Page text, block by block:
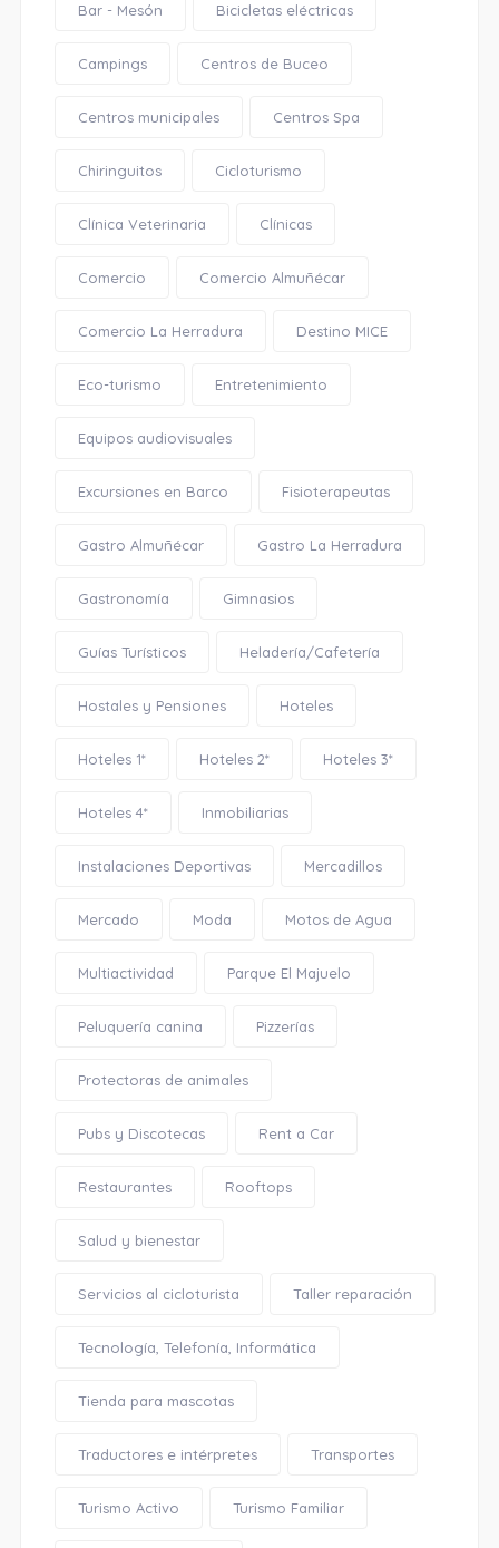
Bar - Mesón Bicicletas eléctricas
Campings Centros de Buceo
Centros municipales Centros Spa
Chiringuitos Cicloturismo
Clínica Veterinaria Clínicas
Comercio Comercio Almuñécar
Comercio La Herradura Destino MICE
Eco-turismo Entretenimiento
Equipos audiovisuales
Excursiones en Barco Fisioterapeutas
Gastro Almuñécar Gastro La Herradura
Gastronomía Gimnasios
Guías Turísticos Heladería/Cafetería
Hostales y Pensiones Hoteles
Hoteles 1* Hoteles 2* Hoteles 3*
Hoteles 4* Inmobiliarias
Instalaciones Deportivas Mercadillos
Mercado Moda Motos de Agua
Multiactividad Parque El Majuelo
Peluquería canina Pizzerías
Protectoras de animales
Pubs y Discotecas Rent a Car
Restaurantes Rooftops
Salud y bienestar
Servicios al cicloturista Taller reparación
Tecnología, Telefonía, Informática
Tienda para mascotas
Traductores e intérpretes Transportes
Turismo Activo Turismo Familiar